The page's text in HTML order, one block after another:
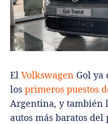
El Volkswagen Gol ya
los primeros puestos
Argentina, y también
autos más baratos del